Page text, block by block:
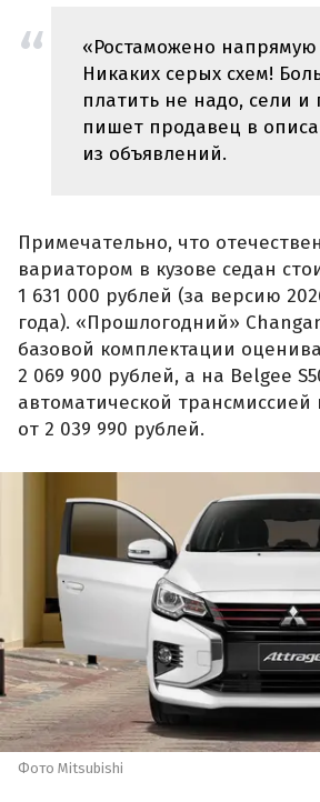
«Ростаможено
Никаких серых схем!
платить не надо, сели и
пишет продавец в
из объявлений.
Примечательно, что
вариатором в кузове седан
1 631 000 рублей (за версию
года). «Прошлогодний»
базовой комплектации
2 069 900 рублей, а на Belgee
автоматической
от 2 039 990 рублей.
Фото Mitsubishi